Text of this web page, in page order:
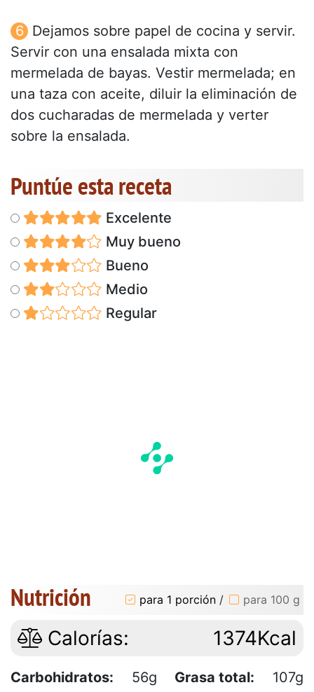
Dejamos sobre papel de cocina y servir.
Servir con una ensalada mixta con
mermelada de bayas. Vestir mermelada; en
una taza con aceite, diluir la eliminación de
dos cucharadas de mermelada y verter
sobre la ensalada.
Puntúe esta receta
Excelente
Muy bueno
Bueno
Medio
Regular
Nutrición para 1 porción / para 100 g
Calorías: 1374Kcal
Carbohidratos: 56g Grasa total:
107g